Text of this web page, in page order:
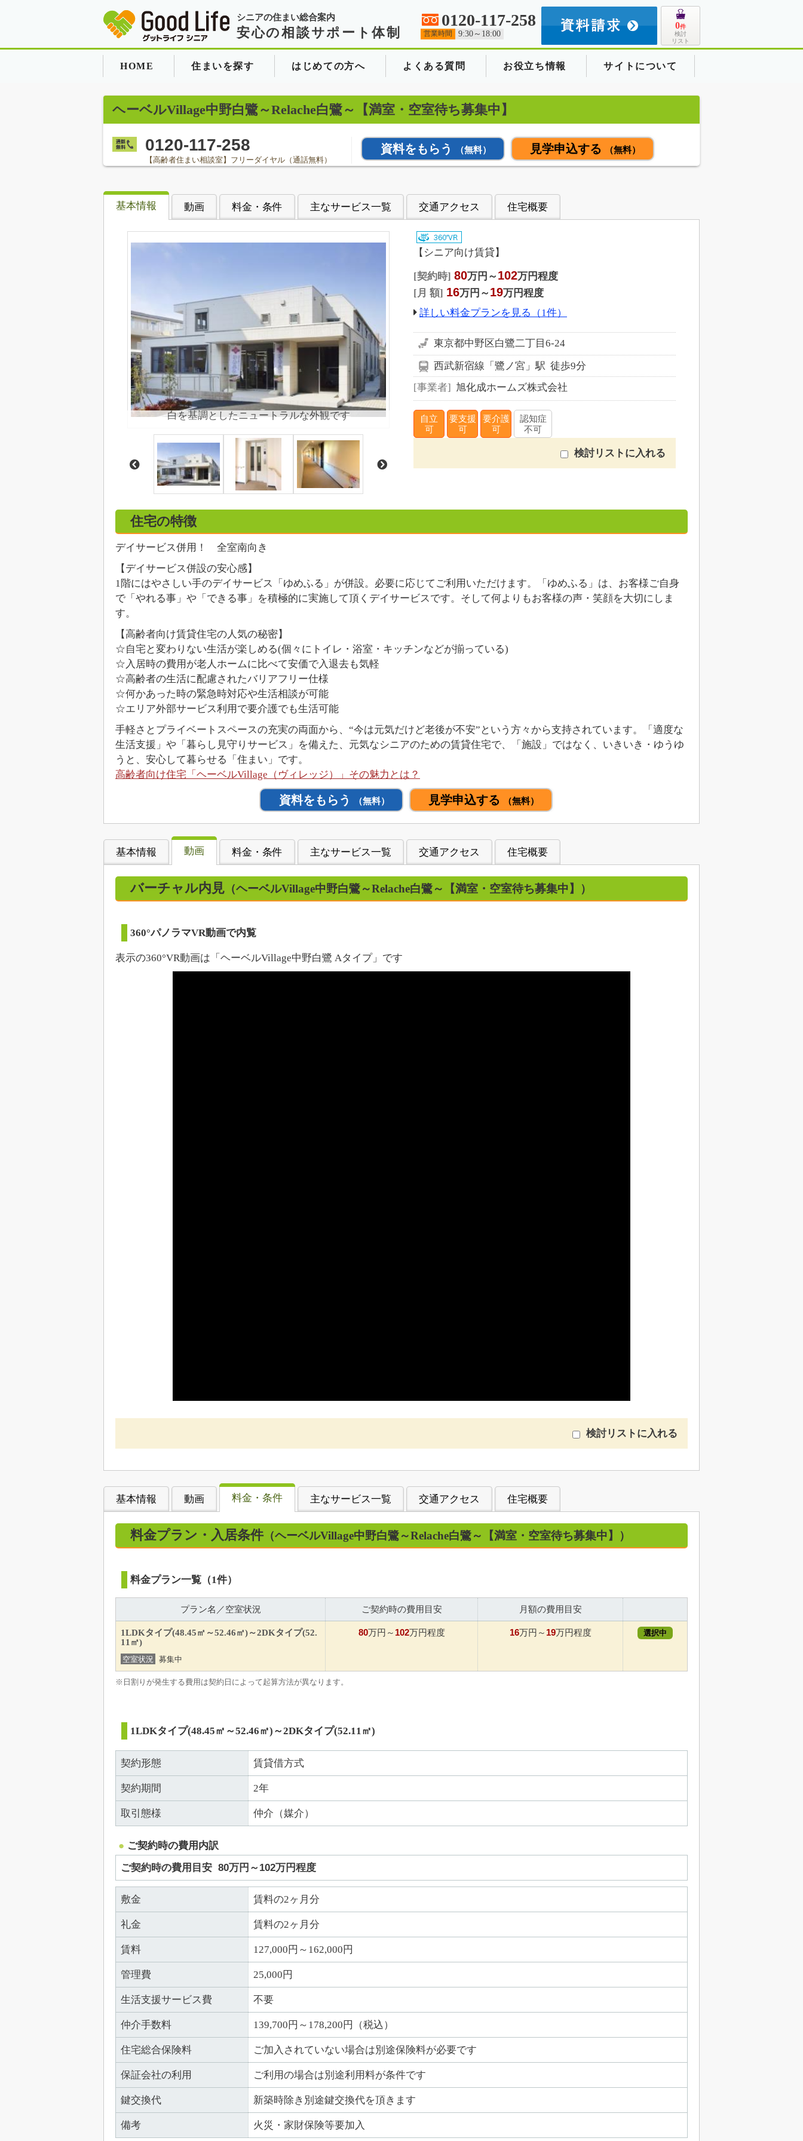
シニアの住まい総合案内
安心の相談サポート体制
0120-117-258
営業時間 9:30～18:00
0件
検討
リスト
HOME 住まいを探す はじめての方へ よくある質問 お役立ち情報 サイトについて
ヘーベルVillage中野白鷺～Relache白鷺～【満室・空室待ち募集中】
0120-117-258
【高齢者住まい相談室】フリーダイヤル（通話無料）
資料をもらう （無料） 見学申込する （無料）
基本情報 動画 料金・条件 主なサービス一覧 交通アクセス 住宅概要
白を基調としたニュートラルな外観です
【シニア向け賃貸】
契約時 80万円～ 102万円程度
月 額
16万円～ 19万円程度
詳しい料金プランを見る（1件）
東京都中野区白鷺二丁目6-24
西武新宿線「鷺ノ宮」駅 徒歩9分
事業者
旭化成ホームズ株式会社
自立
可
要支援
可
要介護
可
認知症
不可
検討リストに入れる
住宅の特徴
デイサービス併用！ 全室南向き
【デイサービス併設の安心感】
1階にはやさしい手のデイサービス「ゆめふる」が併設。必要に応じてご利用いただけます。「ゆめふる」は、お客様ご自身
で「やれる事」や「できる事」を積極的に実施して頂くデイサービスです。そして何よりもお客様の声・笑顔を大切にしま
す。
【高齢者向け賃貸住宅の人気の秘密】
☆自宅と変わりない生活が楽しめる(個々にトイレ・浴室・キッチンなどが揃っている)
☆入居時の費用が老人ホームに比べて安価で入退去も気軽
☆高齢者の生活に配慮されたバリアフリー仕様
☆何かあった時の緊急時対応や生活相談が可能
☆エリア外部サービス利用で要介護でも生活可能
手軽さとプライベートスペースの充実の両面から、“今は元気だけど老後が不安”という方々から支持されています。「適度な
生活支援」や「暮らし見守りサービス」を備えた、元気なシニアのための賃貸住宅で、「施設」ではなく、いきいき・ゆうゆ
うと、安心して暮らせる「住まい」です。
高齢者向け住宅「ヘーベルVillage（ヴィレッジ）」その魅力とは？
資料をもらう （無料） 見学申込する （無料）
基本情報 動画 料金・条件 主なサービス一覧 交通アクセス 住宅概要
バーチャル内見 （ヘーベルVillage中野白鷺～Relache白鷺～【満室・空室待ち募集中】）
360°パノラマVR動画で内覧
表示の360°VR動画は「ヘーベルVillage中野白鷺 Aタイプ」です
検討リストに入れる
基本情報 動画 料金・条件 主なサービス一覧 交通アクセス 住宅概要
料金プラン・入居条件 （ヘーベルVillage中野白鷺～Relache白鷺～【満室・空室待ち募集中】）
料金プラン一覧（1件）
プラン名／空室状況 ご契約時の費用目安 月額の費用目安
1LDKタイプ(48.45㎡～52.46㎡)～2DKタイプ(52.
11㎡)
空室状況 募集中
80万円～ 102万円程度 16万円～ 19万円程度 選択中
※日割りが発生する費用は契約日によって起算方法が異なります。
1LDKタイプ(48.45㎡～52.46㎡)～2DKタイプ(52.11㎡)
契約形態 賃貸借方式
契約期間 2年
取引態様 仲介（媒介）
ご契約時の費用内訳
ご契約時の費用目安 80万円～102万円程度
敷金 賃料の2ヶ月分
礼金 賃料の2ヶ月分
賃料 127,000円～162,000円
管理費 25,000円
生活支援サービス費 不要
仲介手数料 139,700円～178,200円（税込）
住宅総合保険料 ご加入されていない場合は別途保険料が必要です
保証会社の利用 ご利用の場合は別途利用料が条件です
鍵交換代 新築時除き別途鍵交換代を頂きます
備考 火災・家財保険等要加入